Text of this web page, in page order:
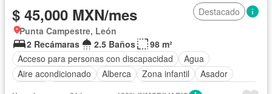
$ 45,000 MXN/mes
Destacado
Punta Campestre, León
2 Recámaras
2.5 Baños
98 m²
Acceso para personas con discapacidad
Agua
Aire acondicionado
Alberca Zona infantil
Asador
Circuito cerrado de televisión